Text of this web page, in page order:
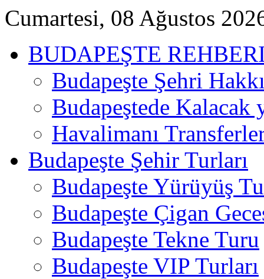
Cumartesi, 08 Ağustos
BUDAPEŞTE
Budapeşte Şehri
Budapeştede Kalacak
Havalimanı
Budapeşte Şehir Turları
Budapeşte Yürüyüş
Budapeşte Çigan
Budapeşte Tekne Turu
Budapeşte VIP Turları